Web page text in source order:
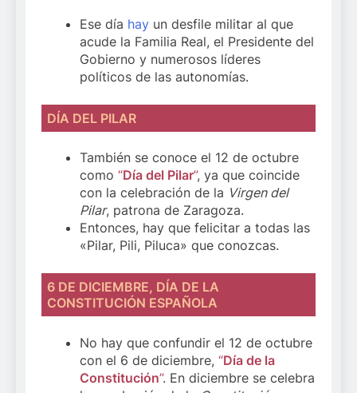
Ese día hay un desfile militar al que
acude la Familia Real, el Presidente del
Gobierno y numerosos líderes
políticos de las autonomías.
DÍA DEL PILAR
También se conoce el 12 de octubre
como “Día del Pilar”, ya que coincide
con la celebración de la Virgen del
Pilar, patrona de Zaragoza.
Entonces, hay que felicitar a todas las
«Pilar, Pili, Piluca» que conozcas.
6 DE DICIEMBRE, DÍA DE LA
CONSTITUCIÓN ESPAÑOLA
No hay que confundir el 12 de octubre
con el 6 de diciembre, “Día de la
Constitución”. En diciembre se celebra